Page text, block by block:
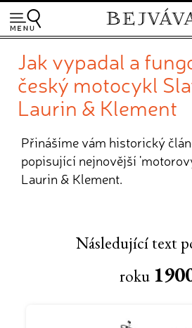
Jak vypadal a
český motocykl
Laurin & Klement
Přinášíme vám historický
popisující nejnovější
Laurin & Klement.
Následující text
roku